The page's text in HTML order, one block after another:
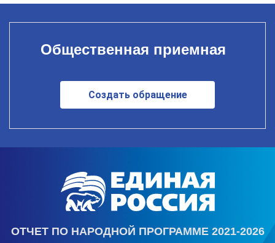
Общественная приемная
Создать обращение
ОТЧЕТ ПО НАРОДНОЙ ПРОГРАММЕ 2021-2026